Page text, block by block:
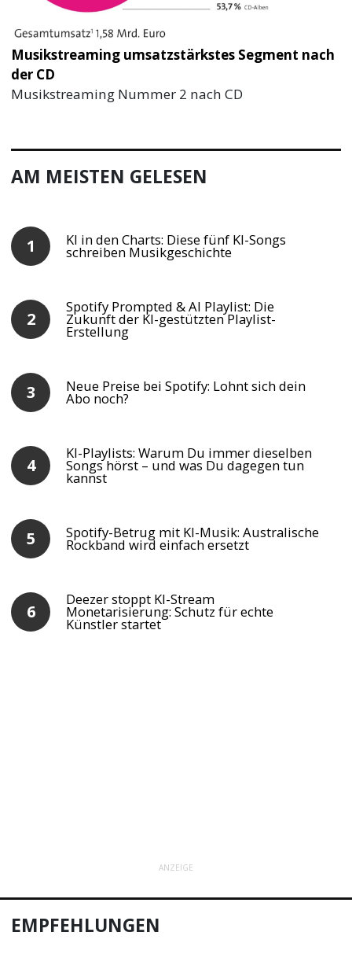
Musikstreaming umsatzstärkstes Segment nach
der CD
Musikstreaming Nummer 2 nach CD
AM MEISTEN GELESEN
KI in den Charts: Diese fünf KI-Songs
schreiben Musikgeschichte
Spotify Prompted & AI Playlist: Die
Zukunft der KI-gestützten Playlist-
Erstellung
Neue Preise bei Spotify: Lohnt sich dein
Abo noch?
KI-Playlists: Warum Du immer dieselben
Songs hörst – und was Du dagegen tun
kannst
Spotify-Betrug mit KI-Musik: Australische
Rockband wird einfach ersetzt
Deezer stoppt KI-Stream
Monetarisierung: Schutz für echte
Künstler startet
ANZEIGE
EMPFEHLUNGEN